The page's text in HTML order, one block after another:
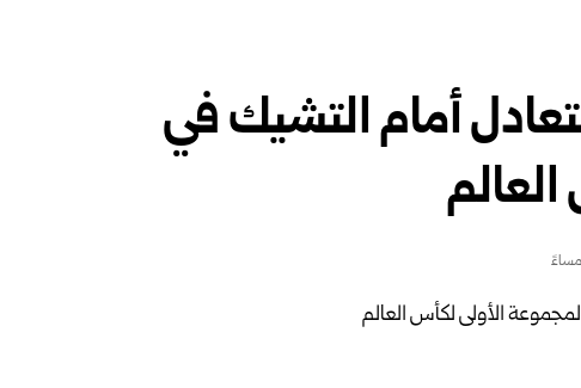
أمام التشيك في